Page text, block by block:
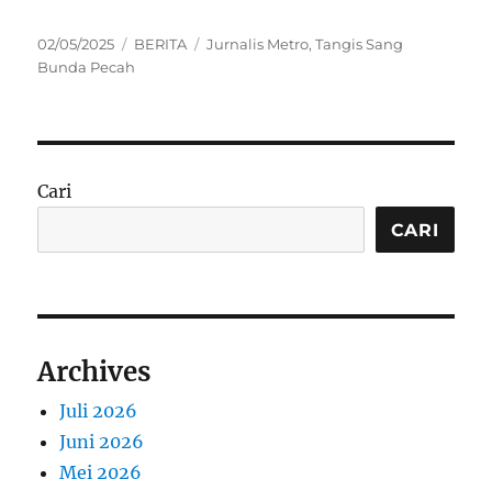
Posted
on
02/05/2025 Categories
BERITA Tags
Jurnalis Metro,Tangis Sang
Bunda Pecah
Cari
CARI
Archives
Juli 2026
Juni 2026
Mei 2026